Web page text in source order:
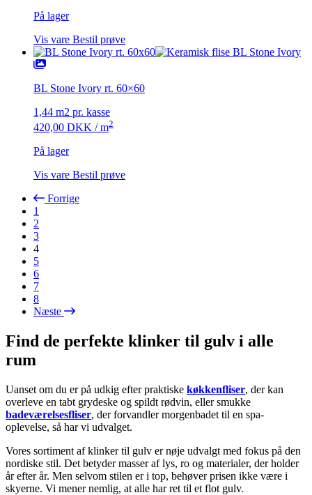
På lager
Vis vare Bestil prøve
BL Stone Ivory rt. 60×60
1,44 m2 pr. kasse
420,00 DKK / m2
På lager
Vis vare Bestil prøve
Forrige
1
2
3
4
5
6
7
8
Næste
Find de perfekte klinker til gulv i alle
rum
Uanset om du er på udkig efter praktiske køkkenfliser, der kan
overleve en tabt grydeske og spildt rødvin, eller smukke
badeværelsesfliser, der forvandler morgenbadet til en spa-
oplevelse, så har vi udvalget.
Vores sortiment af klinker til gulv er nøje udvalgt med fokus på den
nordiske stil. Det betyder masser af lys, ro og materialer, der holder
år efter år. Men selvom stilen er i top, behøver prisen ikke være i
skyerne. Vi mener nemlig, at alle har ret til et flot gulv.